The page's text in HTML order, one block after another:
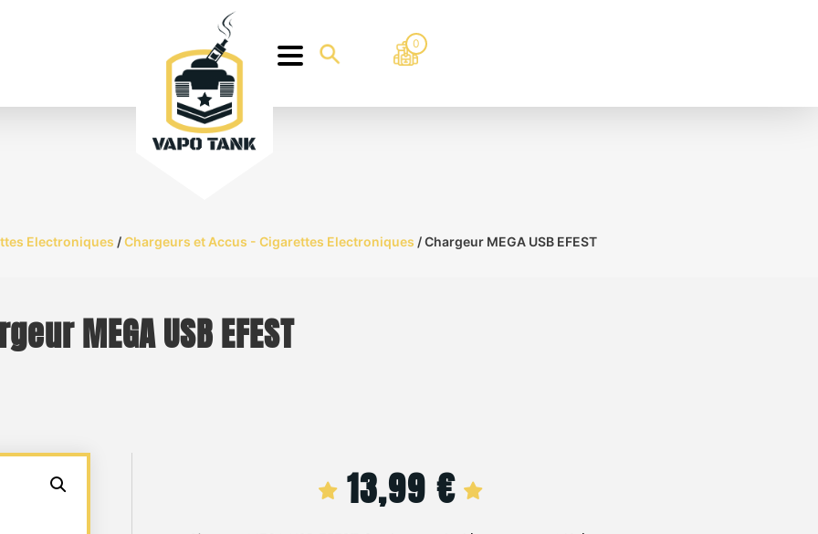
0
Electroniques /Chargeurs et Accus - Cigarettes Electroniques / Chargeur MEGA USB EFEST
MEGA USB EFEST
13,99 €